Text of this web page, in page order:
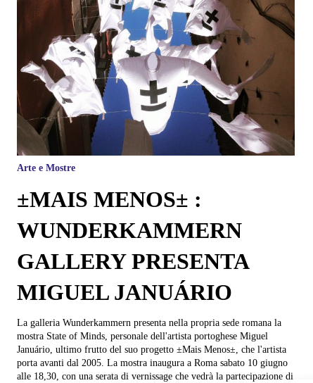
Arte e Mostre
±MAIS MENOS± :
WUNDERKAMMERN
GALLERY PRESENTA
MIGUEL JANUÁRIO
La galleria Wunderkammern presenta nella propria sede romana la
mostra State of Minds, personale dell'artista portoghese Miguel
Januário, ultimo frutto del suo progetto ±Mais Menos±, che l'artista
porta avanti dal 2005. La mostra inaugura a Roma sabato 10 giugno
alle 18,30, con una serata di vernissage che vedrà la partecipazione di